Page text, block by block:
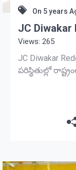
On 5 years
JC Diwakar
Views: 265
JC Diwakar
పరిస్థితుల్లో